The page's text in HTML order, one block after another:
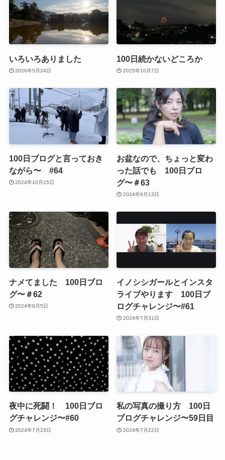
いろいろありました
2026年5月24日
100日続かないどころか
2025年10月7日
100日ブログと言っておき
ながら〜 #64
2024年10月15日
お盆なので、ちょっと変わ
った話でも 100日ブロ
グ〜＃63
2024年8月13日
ナメてました 100日ブロ
グ〜＃62
2024年8月5日
イノシシガールとインスタ
ライブやります 100日ブ
ログチャレンジ〜#61
2024年7月31日
夜中に死闘！ 100日ブロ
グチャレンジ〜#60
2024年7月23日
私の写真の撮り方 100日
ブログチャレンジ〜59日目
2024年7月22日